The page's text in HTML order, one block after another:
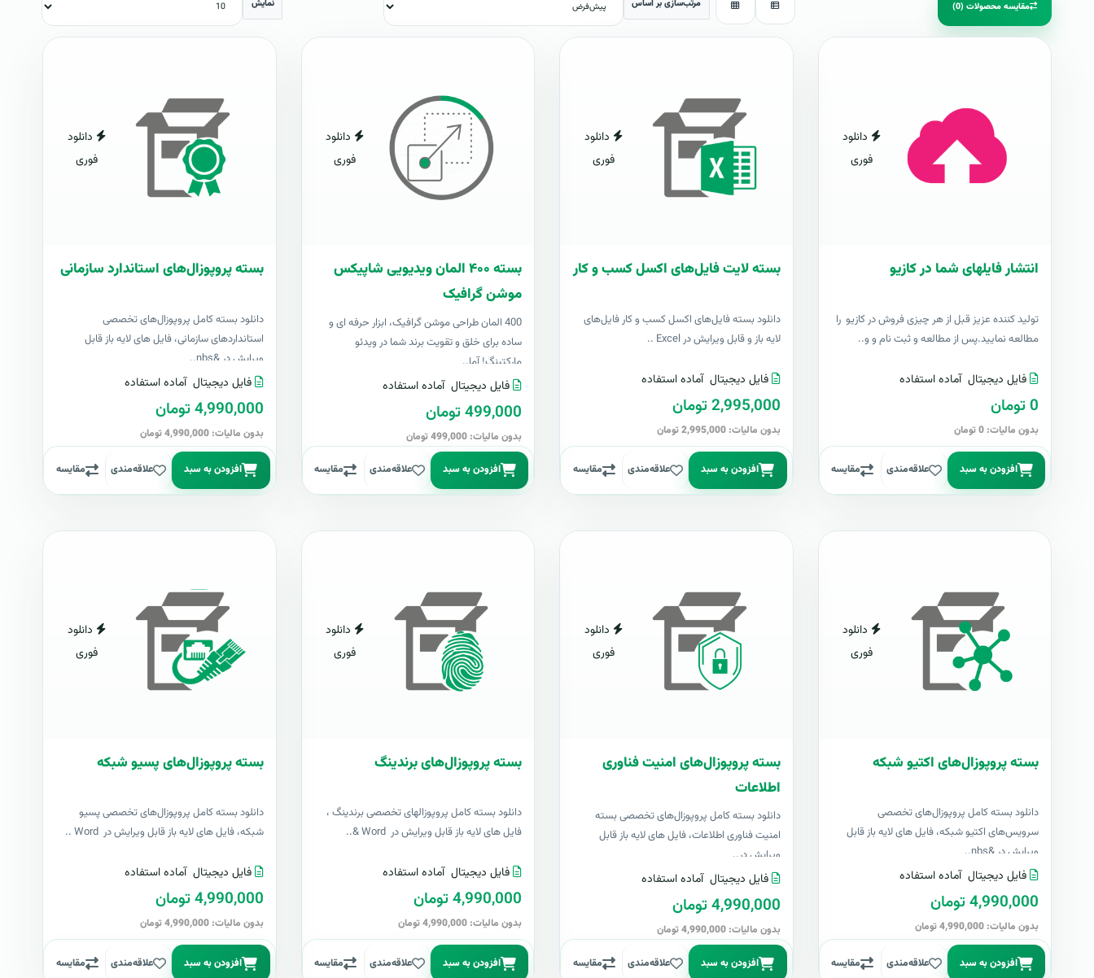
مقایسه محصولات (0) مرتب‌سازی بر اساس نمایش
دانلود
فوری
انتشار فایلهای شما در کازیو
توليد کننده عزيز قبل از هر چیزی فروش در کازیو را
مطالعه نمایید.پس از مطالعه و ثبت نام و و..
فایل دیجیتال آماده استفاده
0 تومان
بدون مالیات: 0 تومان
افزودن به سبد علاقه‌مندی مقایسه
دانلود
فوری
بسته لایت فایل‌های اکسل کسب و کار
دانلود بسته فایل‌های اکسل کسب و کار فایل‌های
لایه باز و قابل ویرایش در Excel ..
فایل دیجیتال آماده استفاده
2,995,000 تومان
بدون مالیات: 2,995,000 تومان
افزودن به سبد علاقه‌مندی مقایسه
دانلود
فوری
بسته ۴۰۰ المان ویدیویی شاپیکس
موشن گرافیک
400 المان طراحی موشن گرافیک، ابزار حرفه ای و
ساده برای خلق و تقویت برند شما در ویدئو
مارکتینگ! آما..
فایل دیجیتال آماده استفاده
499,000 تومان
بدون مالیات: 499,000 تومان
افزودن به سبد علاقه‌مندی مقایسه
دانلود
فوری
بسته پروپوزال‌های استاندارد سازمانی
دانلود بسته کامل پروپوزال‌های تخصصی
استانداردهای سازمانی، فایل های لایه باز قابل
ویرایش در &nbs..
فایل دیجیتال آماده استفاده
4,990,000 تومان
بدون مالیات: 4,990,000 تومان
افزودن به سبد علاقه‌مندی مقایسه
دانلود
فوری
بسته پروپوزال‌های اکتیو شبکه
دانلود بسته کامل پروپوزال‌های تخصصی
سرویس‌های اکتیو شبکه، فایل های لایه باز قابل
ویرایش در &nbs..
فایل دیجیتال آماده استفاده
4,990,000 تومان
بدون مالیات: 4,990,000 تومان
افزودن به سبد علاقه‌مندی مقایسه
دانلود
فوری
بسته پروپوزال‌های امنیت فناوری
اطلاعات
دانلود بسته کامل پروپوزال‌های تخصصی بسته
امنیت فناوری اطلاعات، فایل های لایه باز قابل
ویرایش در..
فایل دیجیتال آماده استفاده
4,990,000 تومان
بدون مالیات: 4,990,000 تومان
افزودن به سبد علاقه‌مندی مقایسه
دانلود
فوری
بسته پروپوزال‌های برندینگ
دانلود بسته کامل پروپوزالهای تخصصی برندینگ ،
فایل های لایه باز قابل ویرایش در Word &..
فایل دیجیتال آماده استفاده
4,990,000 تومان
بدون مالیات: 4,990,000 تومان
افزودن به سبد علاقه‌مندی مقایسه
دانلود
فوری
بسته پروپوزال‌های پسیو شبکه
دانلود بسته کامل پروپوزال‌های تخصصی پسیو
شبکه، فایل های لایه باز قابل ویرایش در Word ..
فایل دیجیتال آماده استفاده
4,990,000 تومان
بدون مالیات: 4,990,000 تومان
افزودن به سبد علاقه‌مندی مقایسه